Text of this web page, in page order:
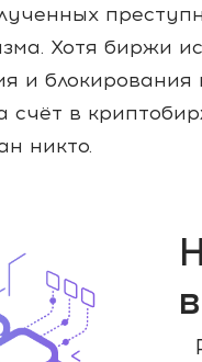
Хотя биржи
и блокирования
счёт в
никто.